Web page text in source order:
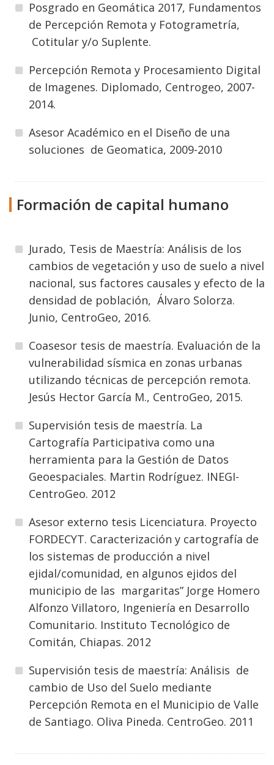
Posgrado en Geomática 2017, Fundamentos
de Percepción Remota y Fotogrametría,
Cotitular y/o Suplente.
Percepción Remota y Procesamiento Digital
de Imagenes. Diplomado, Centrogeo, 2007-
2014.
Asesor Académico en el Diseño de una
soluciones de Geomatica, 2009-2010
Formación de capital humano
Jurado, Tesis de Maestría: Análisis de los
cambios de vegetación y uso de suelo a nivel
nacional, sus factores causales y efecto de la
densidad de población, Álvaro Solorza.
Junio, CentroGeo, 2016.
Coasesor tesis de maestría. Evaluación de la
vulnerabilidad sísmica en zonas urbanas
utilizando técnicas de percepción remota.
Jesús Hector García M., CentroGeo, 2015.
Supervisión tesis de maestría. La
Cartografía Participativa como una
herramienta para la Gestión de Datos
Geoespaciales. Martin Rodríguez. INEGI-
CentroGeo. 2012
Asesor externo tesis Licenciatura. Proyecto
FORDECYT. Caracterización y cartografía de
los sistemas de producción a nivel
ejidal/comunidad, en algunos ejidos del
municipio de las margaritas” Jorge Homero
Alfonzo Villatoro, Ingeniería en Desarrollo
Comunitario. Instituto Tecnológico de
Comitán, Chiapas. 2012
Supervisión tesis de maestría: Análisis de
cambio de Uso del Suelo mediante
Percepción Remota en el Municipio de Valle
de Santiago. Oliva Pineda. CentroGeo. 2011